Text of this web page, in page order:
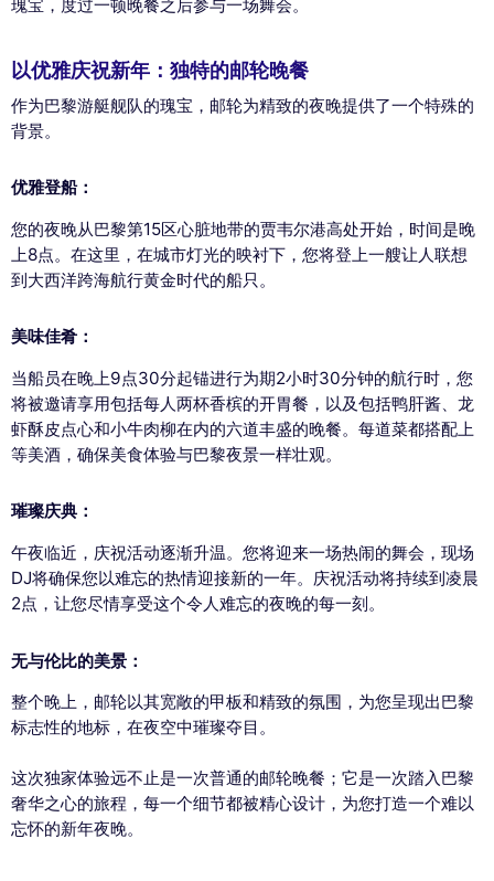
瑰宝，度过一顿晚餐之后参与一场舞会。
以优雅庆祝新年：独特的邮轮晚餐
作为巴黎游艇舰队的瑰宝，邮轮为精致的夜晚提供了一个特殊的
背景。
优雅登船：
您的夜晚从巴黎第15区心脏地带的贾韦尔港高处开始，时间是晚
上8点。在这里，在城市灯光的映衬下，您将登上一艘让人联想
到大西洋跨海航行黄金时代的船只。
美味佳肴：
当船员在晚上9点30分起锚进行为期2小时30分钟的航行时，您
将被邀请享用包括每人两杯香槟的开胃餐，以及包括鸭肝酱、龙
虾酥皮点心和小牛肉柳在内的六道丰盛的晚餐。每道菜都搭配上
等美酒，确保美食体验与巴黎夜景一样壮观。
璀璨庆典：
午夜临近，庆祝活动逐渐升温。您将迎来一场热闹的舞会，现场
DJ将确保您以难忘的热情迎接新的一年。庆祝活动将持续到凌晨
2点，让您尽情享受这个令人难忘的夜晚的每一刻。
无与伦比的美景：
整个晚上，邮轮以其宽敞的甲板和精致的氛围，为您呈现出巴黎
标志性的地标，在夜空中璀璨夺目。
这次独家体验远不止是一次普通的邮轮晚餐；它是一次踏入巴黎
奢华之心的旅程，每一个细节都被精心设计，为您打造一个难以
忘怀的新年夜晚。